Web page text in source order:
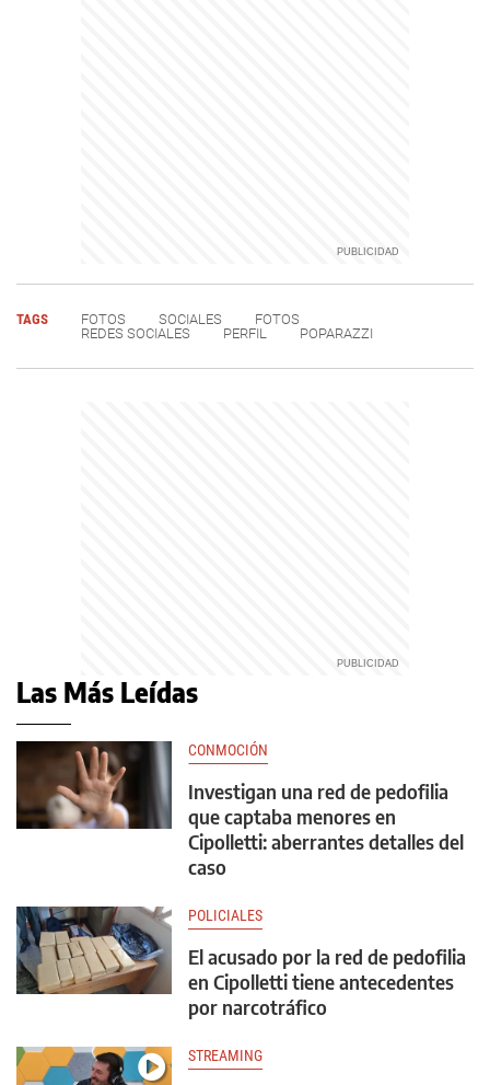
TAGS FOTOS SOCIALES
FOTOS
REDES SOCIALES
PERFIL POPARAZZI
Las Más Leídas
CONMOCIÓN
Investigan una red de pedofilia
que captaba menores en
Cipolletti: aberrantes detalles del
caso
POLICIALES
El acusado por la red de pedofilia
en Cipolletti tiene antecedentes
por narcotráfico
STREAMING